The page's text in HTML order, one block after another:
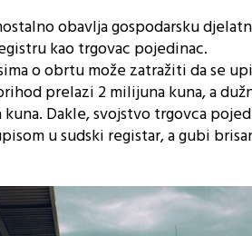
obavlja gospodarsku
kao trgovac pojedinac.
o obrtu može zatražiti da se
prelazi 2 milijuna kuna, a
Dakle, svojstvo trgovca
u sudski registar, a gubi